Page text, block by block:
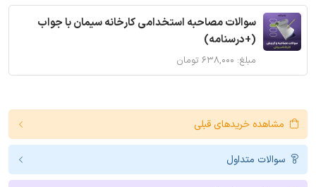
سوالات مصاحبه استخدامی کارخانه سیمان با جواب
(+درسنامه)
مبلغ: ۶۳۸,۰۰۰ تومان
مشاهده خریدهای قبلی
سوالات متداول